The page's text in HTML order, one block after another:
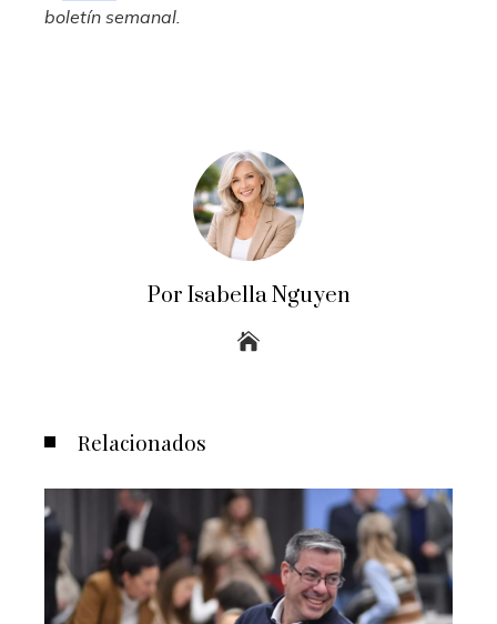
boletín semanal.
Por Isabella Nguyen
Relacionados